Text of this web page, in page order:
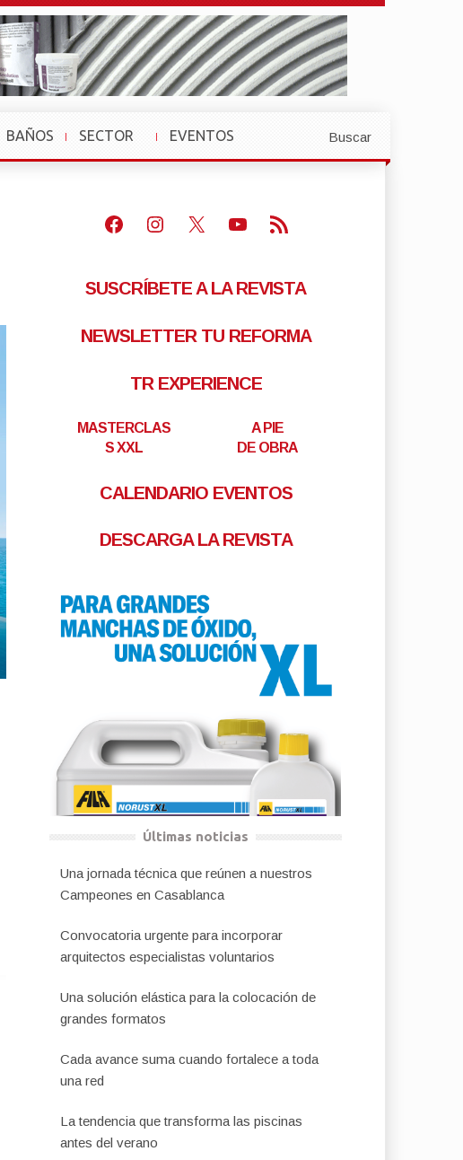
BAÑOS
SECTOR
»
EVENTOS
»
Buscar
Facebook
Instagram
X Youtube
Feed RSS
SUSCRÍBETE A LA REVISTA
NEWSLETTER TU REFORMA
TR EXPERIENCE
MASTERCLAS
S XXL
A PIE
DE OBRA
CALENDARIO EVENTOS
DESCARGA LA REVISTA
Últimas noticias
Una jornada técnica que reúnen a nuestros
Campeones en Casablanca
Convocatoria urgente para incorporar
arquitectos especialistas voluntarios
Una solución elástica para la colocación de
grandes formatos
Cada avance suma cuando fortalece a toda
una red
La tendencia que transforma las piscinas
antes del verano